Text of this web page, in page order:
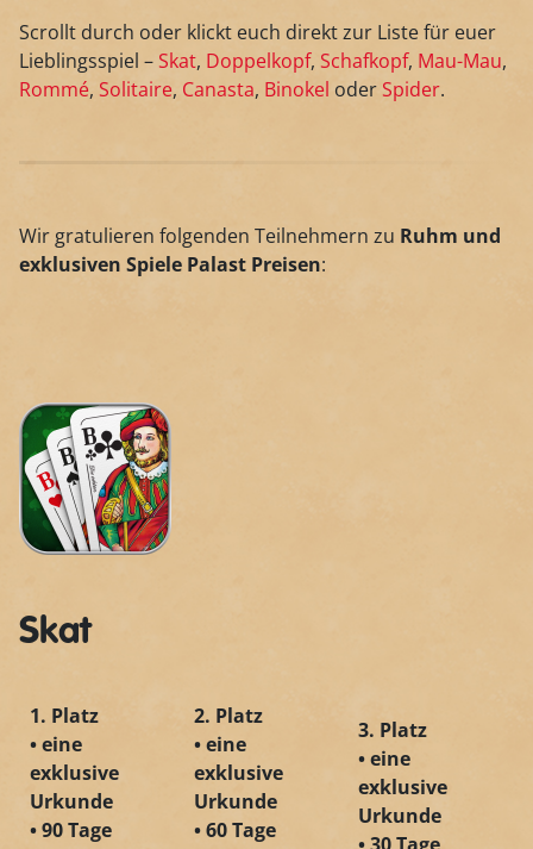
Scrollt durch oder klickt euch direkt zur Liste für euer
Lieblingsspiel –Skat, Doppelkopf, Schafkopf, Mau-Mau,
Rommé, Solitaire, Canasta, Binokel oderSpider.
Wir gratulieren folgenden Teilnehmern zu Ruhm und
exklusiven Spiele Palast Preisen:
Skat
1. Platz
• eine
exklusive
Urkunde
• 90 Tage
2. Platz
• eine
exklusive
Urkunde
• 60 Tage
3. Platz
• eine
exklusive
Urkunde